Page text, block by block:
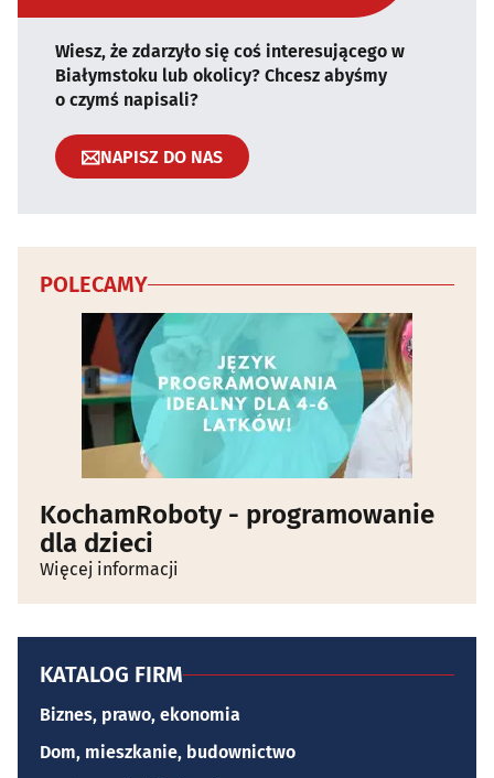
Wiesz, że zdarzyło się coś interesującego w
Białymstoku lub okolicy? Chcesz abyśmy
o czymś napisali?
NAPISZ DO NAS
POLECAMY
KochamRoboty - programowanie
dla dzieci
Więcej informacji
KATALOG FIRM
Biznes, prawo, ekonomia
Dom, mieszkanie, budownictwo